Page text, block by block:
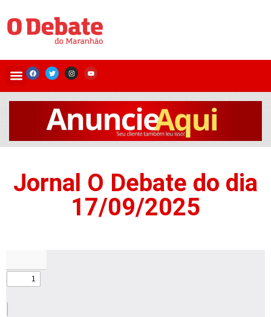
Jornal O Debate do dia
17/09/2025